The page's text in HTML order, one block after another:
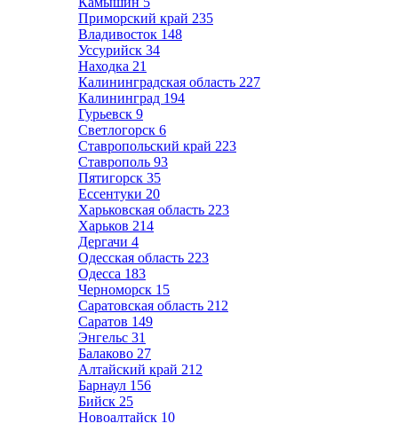
Приморский край 235
Владивосток 148
Уссурийск 34
Находка 21
Калининградская область 227
Калининград 194
Гурьевск 9
Светлогорск 6
Ставропольский край 223
Ставрополь 93
Пятигорск 35
Ессентуки 20
Харьковская область 223
Харьков 214
Дергачи 4
Одесская область 223
Одесса 183
Черноморск 15
Саратовская область 212
Саратов 149
Энгельс 31
Балаково 27
Алтайский край 212
Барнаул 156
Бийск 25
Новоалтайск 10